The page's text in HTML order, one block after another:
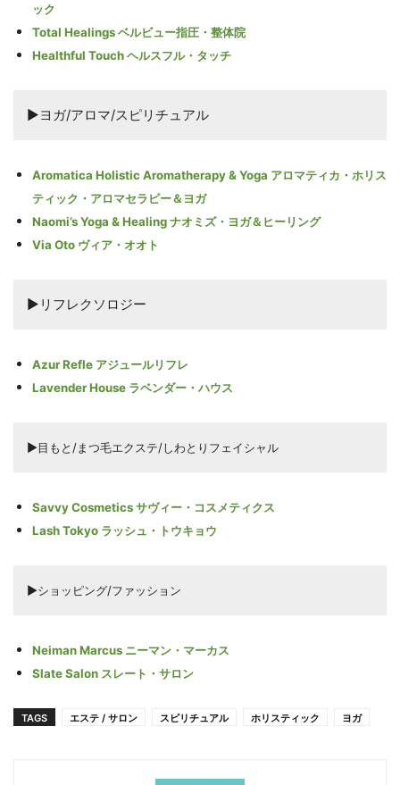
ック
Total Healings ベルビュー指圧・整体院
Healthful Touch ヘルスフル・タッチ
▶ヨガ/アロマ/スピリチュアル
Aromatica Holistic Aromatherapy & Yoga アロマティカ・ホリス
ティック・アロマセラピー＆ヨガ
Naomi’s Yoga & Healing ナオミズ・ヨガ＆ヒーリング
Via Oto ヴィア・オオト
▶リフレクソロジー
Azur Refle アジュールリフレ
Lavender House ラベンダー・ハウス
▶目もと/まつ毛エクステ/しわとりフェイシャル
Savvy Cosmetics サヴィー・コスメティクス
Lash Tokyo ラッシュ・トウキョウ
▶ショッピング/ファッション
Neiman Marcus ニーマン・マーカス
Slate Salon スレート・サロン
TAGS エステ / サロン スピリチュアル ホリスティック ヨガ